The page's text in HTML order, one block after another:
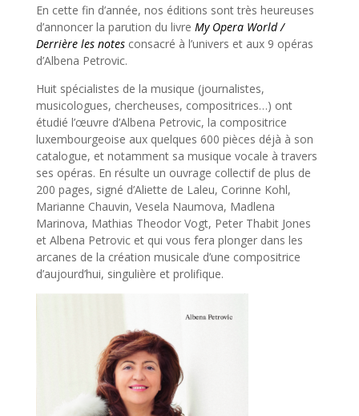
En cette fin d’année, nos éditions sont très heureuses
d’annoncer la parution du livre My Opera World /
Derrière les notesconsacré à l’univers et aux 9 opéras
d’Albena Petrovic.
Huit spécialistes de la musique (journalistes,
musicologues, chercheuses, compositrices…) ont
étudié l’œuvre d’Albena Petrovic, la compositrice
luxembourgeoise aux quelques 600 pièces déjà à son
catalogue, et notamment sa musique vocale à travers
ses opéras. En résulte un ouvrage collectif de plus de
200 pages, signé d’Aliette de Laleu, Corinne Kohl,
Marianne Chauvin, Vesela Naumova, Madlena
Marinova, Mathias Theodor Vogt, Peter Thabit Jones
et Albena Petrovic et qui vous fera plonger dans les
arcanes de la création musicale d’une compositrice
d’aujourd’hui, singulière et prolifique.